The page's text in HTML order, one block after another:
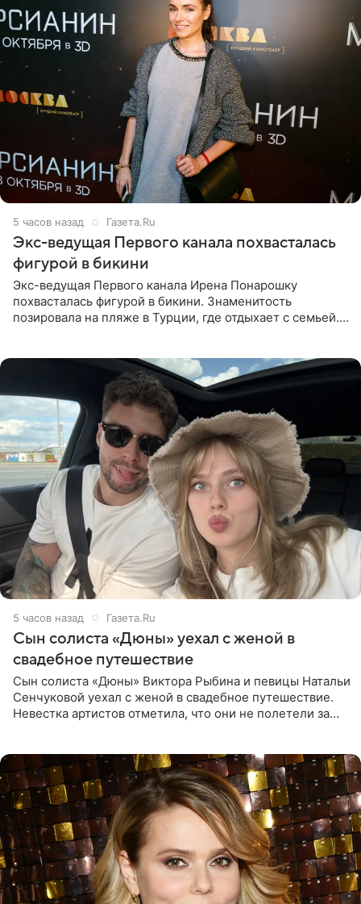
5 часов назад Газета.Ru
Экс-ведущая Первого канала похвасталась
фигурой в бикини
Экс-ведущая Первого канала Ирена Понарошку
похвасталась фигурой в бикини. Знаменитость
позировала на пляже в Турции, где отдыхает с семьей.
5 часов назад Газета.Ru
Сын солиста «Дюны» уехал с женой в
свадебное путешествие
Сын солиста «Дюны» Виктора Рыбина и певицы Натальи
Сенчуковой уехал с женой в свадебное путешествие.
Невестка артистов отметила, что они не полетели за